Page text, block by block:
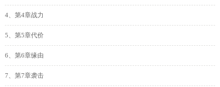
4、第4章战力
5、第5章代价
6、第6章缘由
7、第7章袭击